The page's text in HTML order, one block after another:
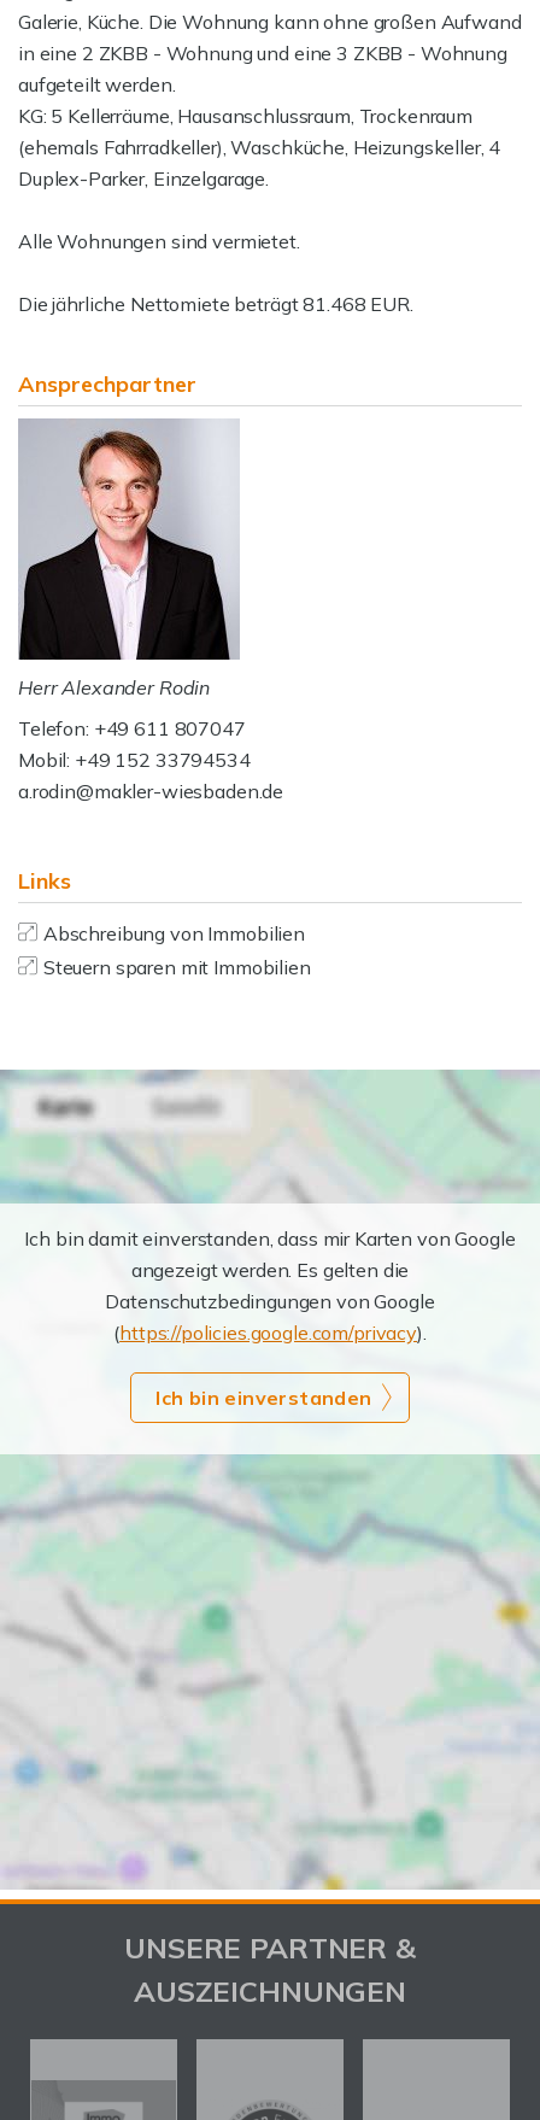
Galerie, Küche. Die Wohnung kann ohne großen Aufwand
in eine 2 ZKBB - Wohnung und eine 3 ZKBB - Wohnung
aufgeteilt werden.
KG: 5 Kellerräume, Hausanschlussraum, Trockenraum
(ehemals Fahrradkeller), Waschküche, Heizungskeller, 4
Duplex-Parker, Einzelgarage.
Alle Wohnungen sind vermietet.
Die jährliche Nettomiete beträgt 81.468 EUR.
Ansprechpartner
Herr Alexander Rodin
Telefon: +49 611 807047
Mobil: +49 152 33794534
a.rodin@makler-wiesbaden.de
Links
Abschreibung von Immobilien
Steuern sparen mit Immobilien
Ich bin damit einverstanden, dass mir Karten von Google
angezeigt werden. Es gelten die
Datenschutzbedingungen von Google
(https://policies.google.com/privacy).
Ich bin einverstanden
UNSERE PARTNER &
AUSZEICHNUNGEN